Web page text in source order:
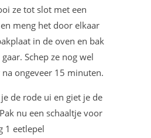
ze tot slot met een
meng het door elkaar
in de oven en bak
Schep ze nog wel
ongeveer 15 minuten.
de rode ui en giet je de
nu een schaaltje voor
1 eetlepel